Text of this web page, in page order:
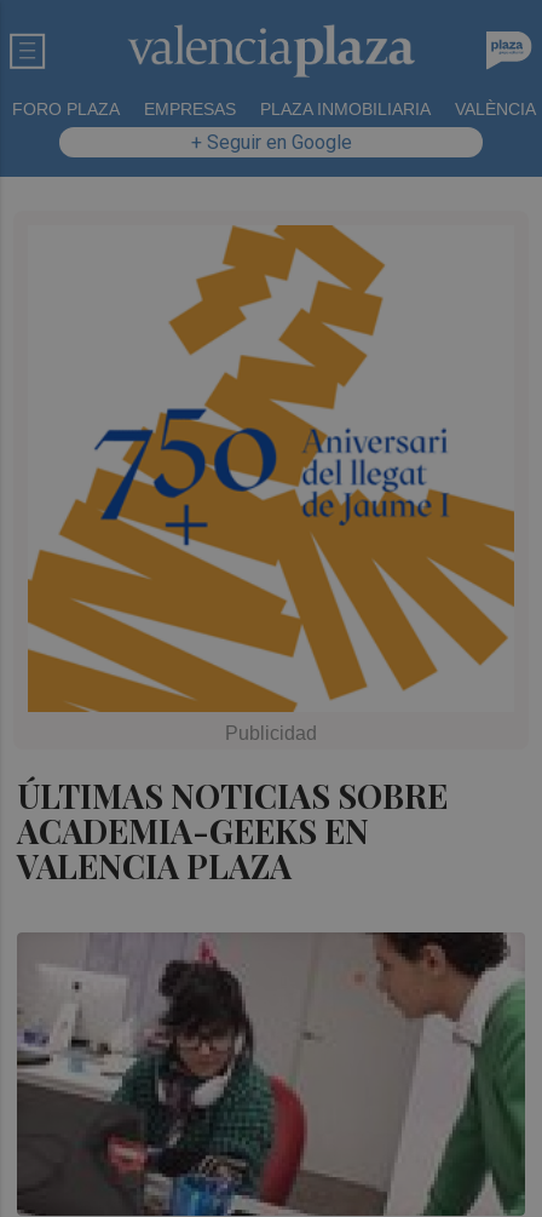
FORO PLAZA EMPRESAS PLAZA INMOBILIARIA VALÈNCIA
+ Seguir en Google
ÚLTIMAS NOTICIAS SOBRE
ACADEMIA-GEEKS EN
VALENCIA PLAZA